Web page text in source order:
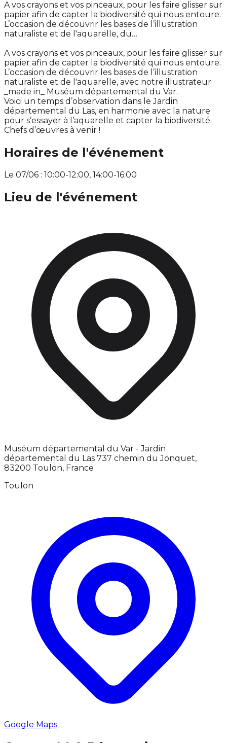
A vos crayons et vos pinceaux, pour les faire glisser sur
papier afin de capter la biodiversité qui nous entoure.
L’occasion de découvrir les bases de l’illustration
naturaliste et de l'aquarelle, du…
A vos crayons et vos pinceaux, pour les faire glisser sur
papier afin de capter la biodiversité qui nous entoure.
L’occasion de découvrir les bases de l’illustration
naturaliste et de l'aquarelle, avec notre illustrateur
_made in_ Muséum départemental du Var.
Voici un temps d’observation dans le Jardin
départemental du Las, en harmonie avec la nature
pour s’essayer à l’aquarelle et capter la biodiversité.
Chefs d’œuvres à venir !
Horaires de l'événement
Le 07/06 : 10:00-12:00, 14:00-16:00
Lieu de l'événement
Muséum départemental du Var - Jardin
départemental du Las 737 chemin du Jonquet,
83200 Toulon, France
Toulon
Google Maps